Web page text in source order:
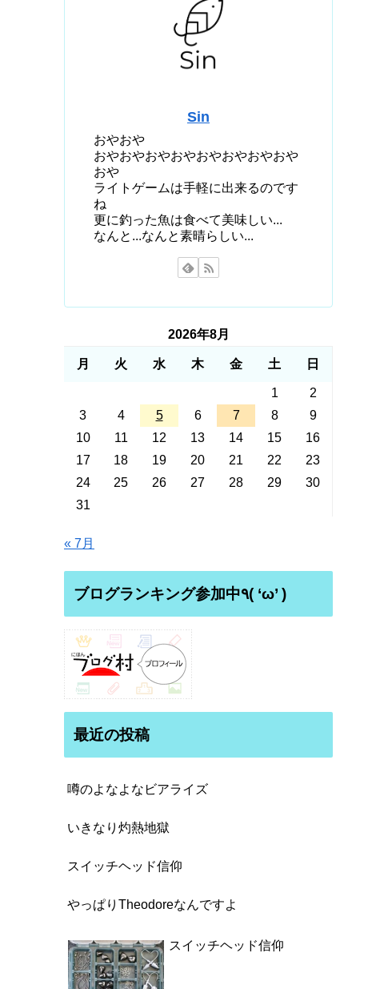
Sin
おやおや
おやおやおやおやおやおやおやおや
おや
ライトゲームは手軽に出来るのです
ね
更に釣った魚は食べて美味しい...
なんと...なんと素晴らしい...
2026年8月
月 火 水 木 金 土 日
1
2
3
4 5 6 7 8
9
10
11 12 13 14 15
16
17
18 19 20 21 22
23
24
25 26 27 28 29
30
31
« 7月
ブログランキング参加中٩( ‘ω’ )
最近の投稿
噂のよなよなビアライズ
いきなり灼熱地獄
スイッチヘッド信仰
やっぱりTheodoreなんですよ
スイッチヘッド信仰